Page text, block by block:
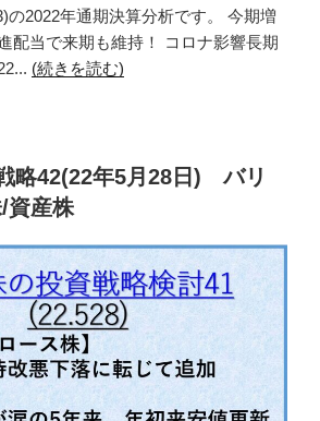
の2022年通期決算分析です。 今期増
配当で来期も維持！ コロナ影響長期
(続きを読む)
略42(22年5月28日) バリ
資産株